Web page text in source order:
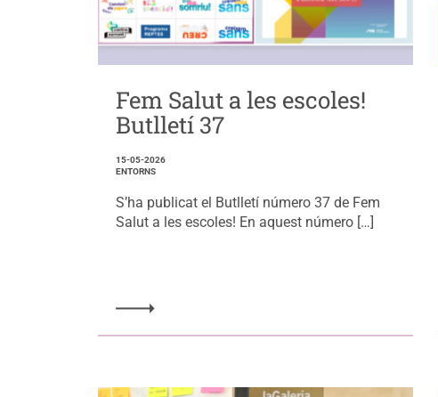
Fem Salut a les escoles!
Butlletí 37
15-05-2026
ENTORNS
S’ha publicat el Butlletí número 37 de Fem
Salut a les escoles! En aquest número […]